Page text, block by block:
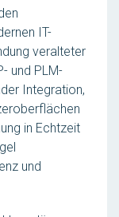
IT-
veralteter
und PLM-
Integration,
in Echtzeit
und